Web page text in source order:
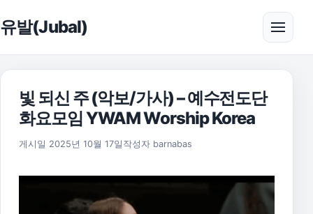
유발(Jubal) 메뉴
빛 되신 주 (악보/가사) – 예수전도단
화요모임 YWAM Worship Korea
게시일 2025년 10월 17일 2025년 11월 17일
작성자 barnabas